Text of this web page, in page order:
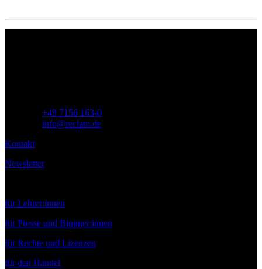
+49 7156 163-0
info@reclam.de
Kontakt
Newsletter
für Lehrer:innen
für Presse und Blogger:innen
für Rechte und Lizenzen
für den Handel